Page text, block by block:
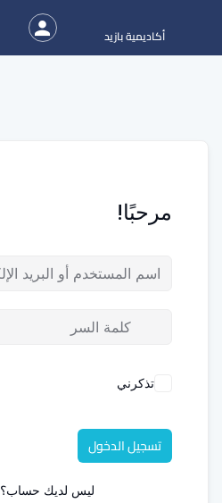
أكاديمية بازيد
مرحبًا!
تذكرني
تسجيل الدخول
ليس لديك حساب؟